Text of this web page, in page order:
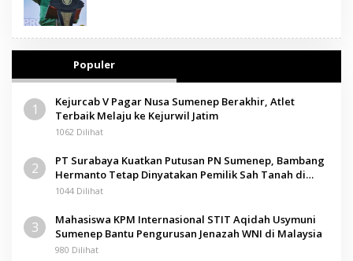
Populer
1
Kejurcab V Pagar Nusa Sumenep Berakhir, Atlet
Terbaik Melaju ke Kejurwil Jatim
1062 Dilihat
2
PT Surabaya Kuatkan Putusan PN Sumenep, Bambang
Hermanto Tetap Dinyatakan Pemilik Sah Tanah di
Pamolokan
1044 Dilihat
3
Mahasiswa KPM Internasional STIT Aqidah Usymuni
Sumenep Bantu Pengurusan Jenazah WNI di Malaysia
980 Dilihat